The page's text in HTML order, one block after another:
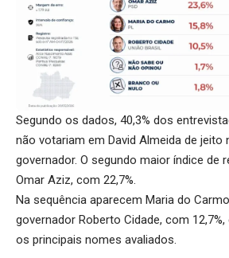
Segundo os dados, 40,3% dos
não votariam em David Almeida de jeito
governador. O segundo maior índice de
Omar Aziz, com 22,7%.
Na sequência aparecem Maria do
governador Roberto Cidade, com
os principais nomes avaliados.